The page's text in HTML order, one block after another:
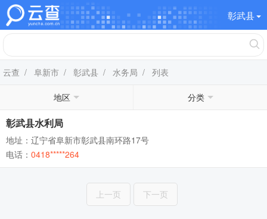
彰武县
云查 / 阜新市 / 彰武县 / 水务局 / 列表
地区 分类
彰武县水利局
地址：辽宁省阜新市彰武县南环路17号
电话： 0418*****264
上一页 下一页